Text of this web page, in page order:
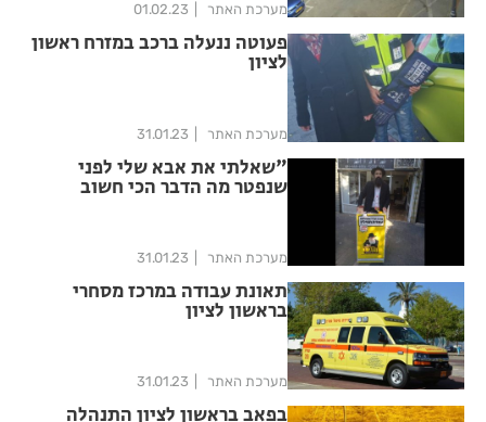
מערכת האתר 01.02.23
פעוטה ננעלה ברכב במזרח ראשון
לציון
מערכת האתר 31.01.23
"שאלתי את אבא שלי לפני
שנפטר מה הדבר הכי חשוב
מערכת האתר 31.01.23
תאונת עבודה במרכז מסחרי
בראשון לציון
מערכת האתר 31.01.23
בפאב בראשון לציון התנהלה